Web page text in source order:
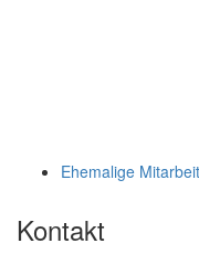
Ehemalige
Kontakt